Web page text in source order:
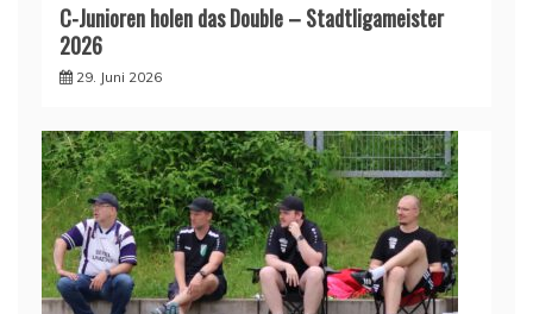
C-Junioren holen das Double – Stadtligameister
2026
29. Juni 2026